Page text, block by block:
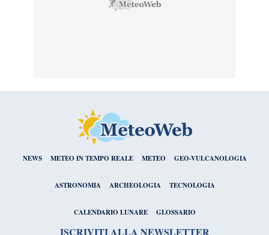
NEWS METEO IN TEMPO REALE METEO GEO-VULCANOLOGIA
ASTRONOMIA ARCHEOLOGIA TECNOLOGIA
CALENDARIO LUNARE GLOSSARIO
ISCRIVITI ALLA NEWSLETTER